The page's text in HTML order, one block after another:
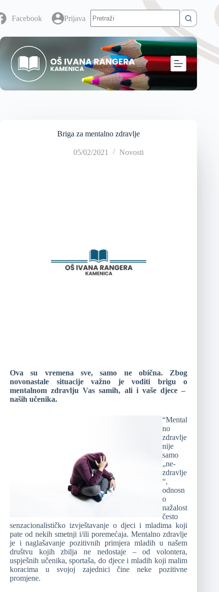
Facebook Prijava
Briga za mentalno zdravlje
05/02/2021 Novosti
Ova su vremena sve, samo ne obična. Zbog
novonastale situacije važno je voditi brigu o
mentalnom zdravlju Vas samih, ali i vaše djece –
naših učenika.
“Mental
no
zdravlje
nije
samo
„ne-
zdravlje
“,
odnosn
o
nažalost
često
senzacionalističko izvještavanje o djeci i mladima koji
pate od nekih smetnji i/ili poremećaja. Mentalno zdravlje
je i naglašavanje pozitivnih primjera mladih u našem
društvu kojih zbilja ne nedostaje – od volontera,
uspješnih učenika, sportaša, do djece i mladih koji malim
koracima u svojoj zajednici čine neke pozitivne
promjene.